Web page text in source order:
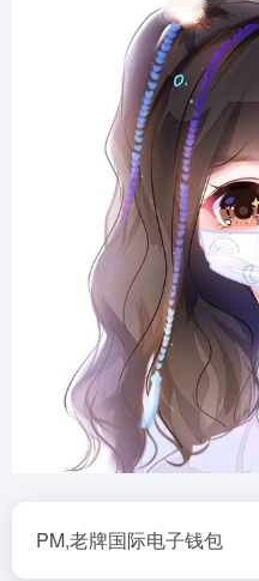
PM,老牌国际电子钱包